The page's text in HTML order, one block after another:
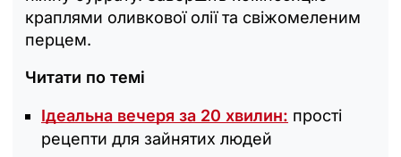
краплями оливкової олії та свіжомеленим
перцем.
Читати по темі
Ідеальна вечеря за 20 хвилин: прості
рецепти для зайнятих людей